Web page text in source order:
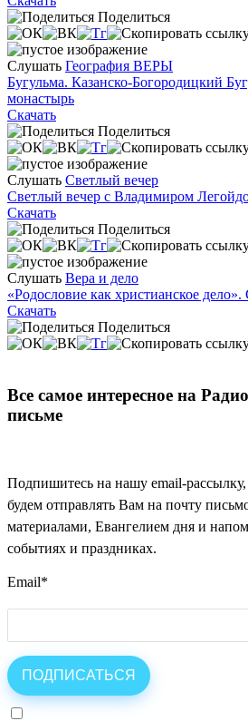
Поделиться
Слушать География ВЕРЫ
Бугульма. Казанско-Богородицкий
монастырь
Скачать
Поделиться
Слушать Светлый вечер
Светлый вечер с Владимиром
Скачать
Поделиться
Слушать Вера и дело
«Родословие как христианское
Скачать
Поделиться
Все самое интересное на
письме
Подпишитесь на нашу email-
будем отправлять Вам на почту
материалами, Евангелием дня и
событиях и праздниках.
Email*